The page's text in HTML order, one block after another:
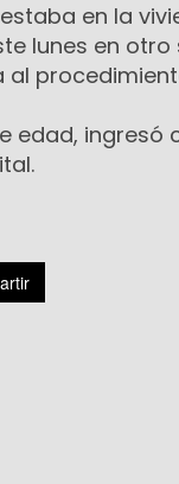
en la
lunes en
al
edad,